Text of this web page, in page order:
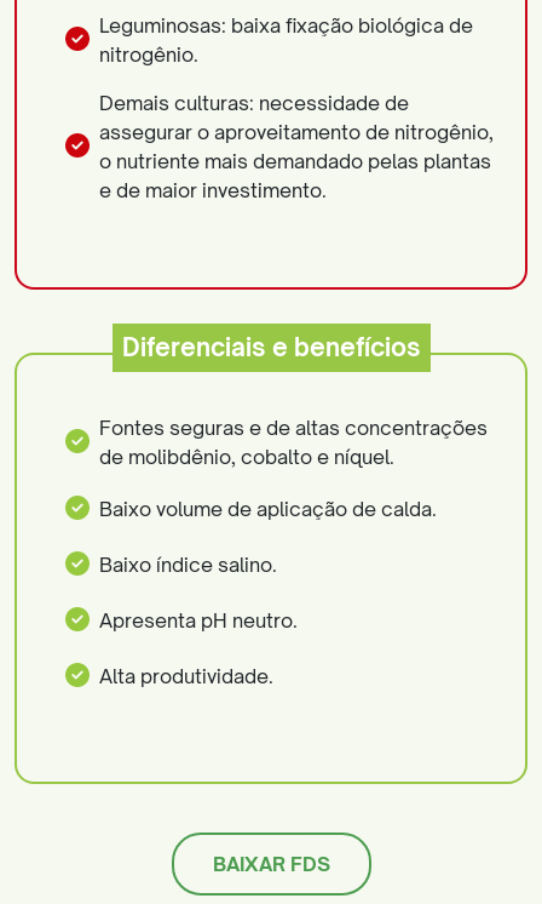
Leguminosas: baixa fixação biológica de
nitrogênio.
Demais culturas: necessidade de
assegurar o aproveitamento de nitrogênio,
o nutriente mais demandado pelas plantas
e de maior investimento.
Diferenciais e benefícios
Fontes seguras e de altas concentrações
de molibdênio, cobalto e níquel.
Baixo volume de aplicação de calda.
Baixo índice salino.
Apresenta pH neutro.
Alta produtividade.
BAIXAR FDS